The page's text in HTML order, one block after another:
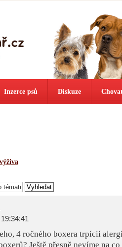
Inzerce psů Diskuze
4 ročného boxera trpícií
Ještě přesně nevíme na